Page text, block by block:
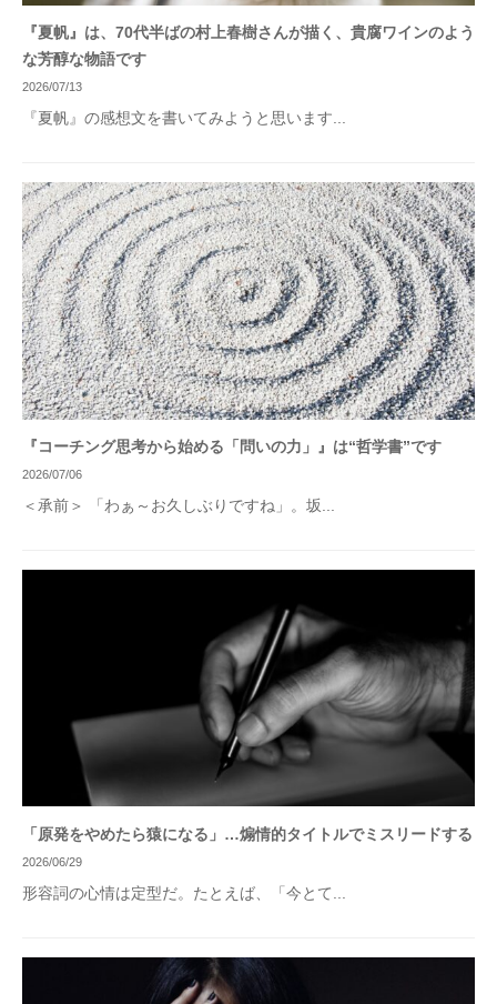
『夏帆』は、70代半ばの村上春樹さんが描く、貴腐ワインのよう
な芳醇な物語です
2026/07/13
『夏帆』の感想文を書いてみようと思います...
『コーチング思考から始める「問いの力」』は“哲学書”です
2026/07/06
＜承前＞ 「わぁ～お久しぶりですね」。坂...
「原発をやめたら猿になる」…煽情的タイトルでミスリードする
2026/06/29
形容詞の心情は定型だ。たとえば、「今とて...